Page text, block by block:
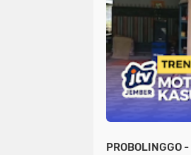
PROBOLINGGO -